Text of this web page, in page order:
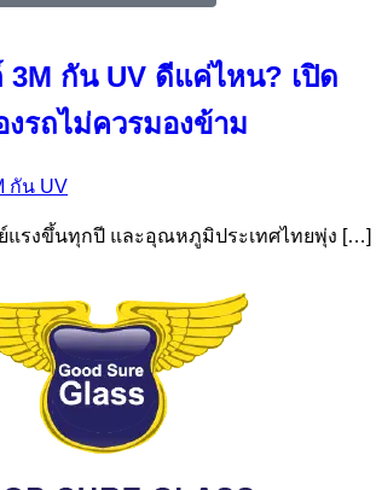
กัน UV ดีแค่ไหน? เปิด
งรถไม่ควรมองข้าม
แรงขึ้นทุกปี และอุณหภูมิประเทศไทยพุ่ง […]